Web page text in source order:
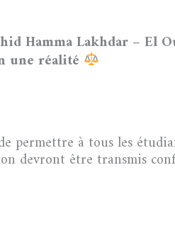
Hamma Lakhdar – El
une réalité
permettre à tous les
devront être transmis